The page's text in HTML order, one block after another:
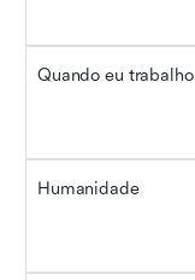
Quando eu trabalho
Humanidade